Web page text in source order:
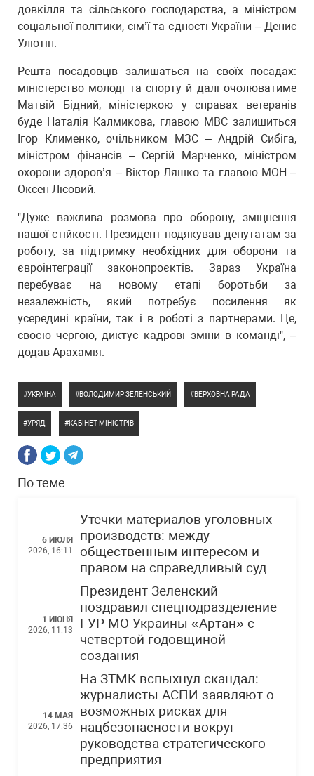
довкілля та сільського господарства, а міністром
соціальної політики, сім’ї та єдності України – Денис
Улютін.
Решта посадовців залишаться на своїх посадах:
міністерство молоді та спорту й далі очолюватиме
Матвій Бідний, міністеркою у справах ветеранів
буде Наталія Калмикова, главою МВС залишиться
Ігор Клименко, очільником МЗС – Андрій Сибіга,
міністром фінансів – Сергій Марченко, міністром
охорони здоров’я – Віктор Ляшко та главою МОН –
Оксен Лісовий.
"Дуже важлива розмова про оборону, зміцнення
нашої стійкості. Президент подякував депутатам за
роботу, за підтримку необхідних для оборони та
євроінтеграції законопроєктів. Зараз Україна
перебуває на новому етапі боротьби за
незалежність, який потребує посилення як
усередині країни, так і в роботі з партнерами. Це,
своєю чергою, диктує кадрові зміни в команді", –
додав Арахамія.
УКРАЇНА ВОЛОДИМИР ЗЕЛЕНСЬКИЙ ВЕРХОВНА РАДА
УРЯД КАБІНЕТ МІНІСТРІВ
По теме
6 ИЮЛЯ
2026, 16:11
Утечки материалов уголовных
производств: между
общественным интересом и
правом на справедливый суд
1 ИЮНЯ
2026, 11:13
Президент Зеленский
поздравил спецподразделение
ГУР МО Украины «Артан» с
четвертой годовщиной
создания
14 МАЯ
2026, 17:36
На ЗТМК вспыхнул скандал:
журналисты АСПИ заявляют о
возможных рисках для
нацбезопасности вокруг
руководства стратегического
предприятия